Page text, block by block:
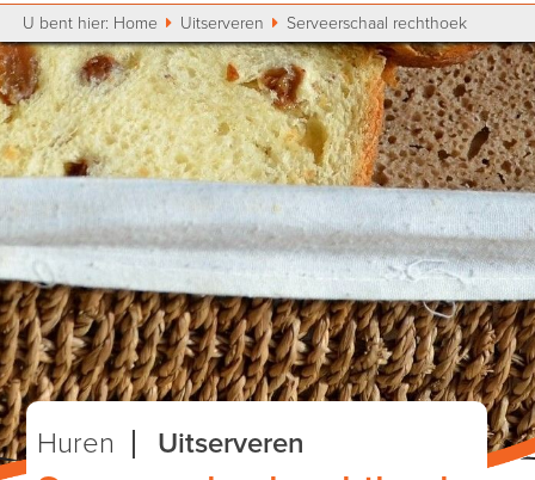
U bent hier: Home Uitserveren Serveerschaal rechthoek
Huren Uitserveren